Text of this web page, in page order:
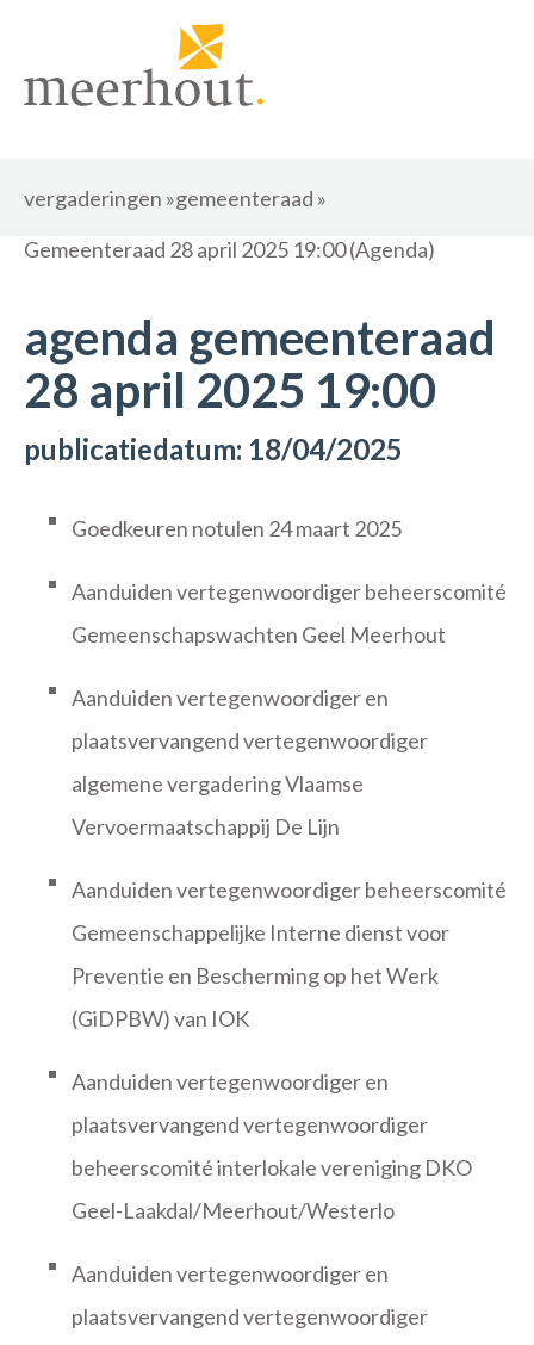
vergaderingen »gemeenteraad »
Gemeenteraad 28 april 2025 19:00 (Agenda)
agenda gemeenteraad
28 april 2025 19:00
publicatiedatum: 18/04/2025
Goedkeuren notulen 24 maart 2025
Aanduiden vertegenwoordiger beheerscomité
Gemeenschapswachten Geel Meerhout
Aanduiden vertegenwoordiger en
plaatsvervangend vertegenwoordiger
algemene vergadering Vlaamse
Vervoermaatschappij De Lijn
Aanduiden vertegenwoordiger beheerscomité
Gemeenschappelijke Interne dienst voor
Preventie en Bescherming op het Werk
(GiDPBW) van IOK
Aanduiden vertegenwoordiger en
plaatsvervangend vertegenwoordiger
beheerscomité interlokale vereniging DKO
Geel-Laakdal/Meerhout/Westerlo
Aanduiden vertegenwoordiger en
plaatsvervangend vertegenwoordiger